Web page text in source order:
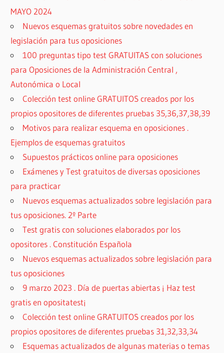
MAYO 2024
Nuevos esquemas gratuitos sobre novedades en
legislación para tus oposiciones
100 preguntas tipo test GRATUITAS con soluciones
para Oposiciones de la Administración Central ,
Autonómica o Local
Colección test online GRATUITOS creados por los
propios opositores de diferentes pruebas 35,36,37,38,39
Motivos para realizar esquema en oposiciones .
Ejemplos de esquemas gratuitos
Supuestos prácticos online para oposiciones
Exámenes y Test gratuitos de diversas oposiciones
para practicar
Nuevos esquemas actualizados sobre legislación para
tus oposiciones. 2º Parte
Test gratis con soluciones elaborados por los
opositores . Constitución Española
Nuevos esquemas actualizados sobre legislación para
tus oposiciones
9 marzo 2023 . Día de puertas abiertas ¡ Haz test
gratis en opositatest¡
Colección test online GRATUITOS creados por los
propios opositores de diferentes pruebas 31,32,33,34
Esquemas actualizados de algunas materias o temas